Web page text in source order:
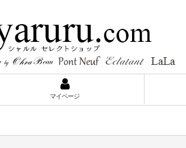
マイページ